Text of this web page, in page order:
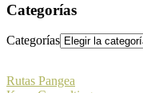
Categorías
Categorías
Rutas Pangea